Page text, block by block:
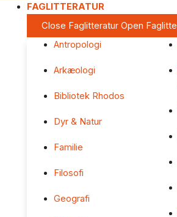
FAGLITTERATUR
Close Faglitteratur Open
Antropologi
Arkæologi
Bibliotek Rhodos
Dyr & Natur
Familie
Filosofi
Geografi